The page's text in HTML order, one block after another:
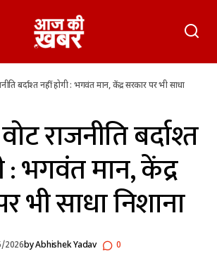
बर्दाश्त नहीं होगी : भगवंत मान, केंद्र सरकार पर भी साधा
राजनीति बर्दाश्त
: भगवंत मान, केंद्र
भी साधा निशाना
2026byAbhishek Yadav 0